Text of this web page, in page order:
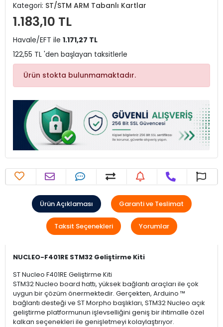
Kategori: ST/STM ARM Tabanlı Kartlar
1.183,10 TL
Havale/EFT ile 1.171,27 TL
122,55 TL 'den başlayan taksitlerle
Ürün stokta bulunmamaktadır.
Ürün Açıklaması Garanti ve Teslimat
Taksit Seçenekleri Yorumlar
NUCLEO-F401RE STM32 Geliştirme Kiti
ST Nucleo F401RE Geliştirme Kiti
STM32 Nucleo board hattı, yüksek bağlantı araçları ile çok
uygun bir çözüm önermektedir. Gerçekten, Arduino ™
bağlantı desteği ve ST Morpho başlıkları, STM32 Nucleo açık
geliştirme platformunun işlevselliğini geniş bir ihtimalle özel
kalkan seçenekleri ile genişletmeyi kolaylaştırıyor.